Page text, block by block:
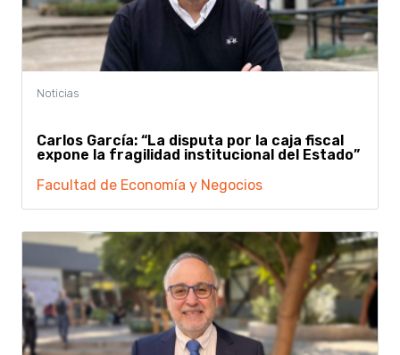
Carlos García: “La disputa por la caja fiscal
expone la fragilidad institucional del Estado”
Facultad de Economía y Negocios